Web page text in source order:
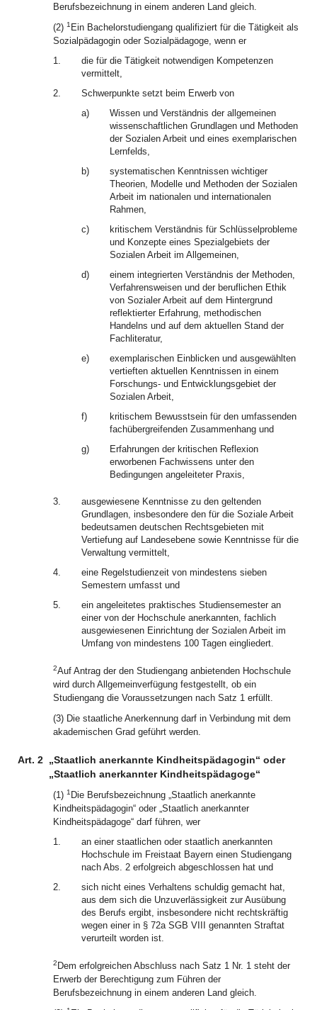
Berufsbezeichnung in einem anderen Land gleich.
(2) 1 Ein Bachelorstudiengang qualifiziert für die Tätigkeit als
Sozialpädagogin oder Sozialpädagoge, wenn er
1.
die für die Tätigkeit notwendigen Kompetenzen
vermittelt,
2.
Schwerpunkte setzt beim Erwerb von
a)
Wissen und Verständnis der allgemeinen
wissenschaftlichen Grundlagen und Methoden
der Sozialen Arbeit und eines exemplarischen
Lernfelds,
b)
systematischen Kenntnissen wichtiger
Theorien, Modelle und Methoden der Sozialen
Arbeit im nationalen und internationalen
Rahmen,
c)
kritischem Verständnis für Schlüsselprobleme
und Konzepte eines Spezialgebiets der
Sozialen Arbeit im Allgemeinen,
d)
einem integrierten Verständnis der Methoden,
Verfahrensweisen und der beruflichen Ethik
von Sozialer Arbeit auf dem Hintergrund
reflektierter Erfahrung, methodischen
Handelns und auf dem aktuellen Stand der
Fachliteratur,
e)
exemplarischen Einblicken und ausgewählten
vertieften aktuellen Kenntnissen in einem
Forschungs- und Entwicklungsgebiet der
Sozialen Arbeit,
f)
kritischem Bewusstsein für den umfassenden
fachübergreifenden Zusammenhang und
g)
Erfahrungen der kritischen Reflexion
erworbenen Fachwissens unter den
Bedingungen angeleiteter Praxis,
3.
ausgewiesene Kenntnisse zu den geltenden
Grundlagen, insbesondere den für die Soziale Arbeit
bedeutsamen deutschen Rechtsgebieten mit
Vertiefung auf Landesebene sowie Kenntnisse für die
Verwaltung vermittelt,
4.
eine Regelstudienzeit von mindestens sieben
Semestern umfasst und
5.
ein angeleitetes praktisches Studiensemester an
einer von der Hochschule anerkannten, fachlich
ausgewiesenen Einrichtung der Sozialen Arbeit im
Umfang von mindestens 100 Tagen eingliedert.
2Auf Antrag der den Studiengang anbietenden Hochschule
wird durch Allgemeinverfügung festgestellt, ob ein
Studiengang die Voraussetzungen nach Satz 1 erfüllt.
(3) Die staatliche Anerkennung darf in Verbindung mit dem
akademischen Grad geführt werden.
Art. 2 „Staatlich anerkannte Kindheitspädagogin“ oder
„Staatlich anerkannter Kindheitspädagoge“
(1) 1 Die Berufsbezeichnung „Staatlich anerkannte
Kindheitspädagogin“ oder „Staatlich anerkannter
Kindheitspädagoge“ darf führen, wer
1.
an einer staatlichen oder staatlich anerkannten
Hochschule im Freistaat Bayern einen Studiengang
nach Abs. 2 erfolgreich abgeschlossen hat und
2.
sich nicht eines Verhaltens schuldig gemacht hat,
aus dem sich die Unzuverlässigkeit zur Ausübung
des Berufs ergibt, insbesondere nicht rechtskräftig
wegen einer in § 72a SGB VIII genannten Straftat
verurteilt worden ist.
2 Dem erfolgreichen Abschluss nach Satz 1 Nr. 1 steht der
Erwerb der Berechtigung zum Führen der
Berufsbezeichnung in einem anderen Land gleich.